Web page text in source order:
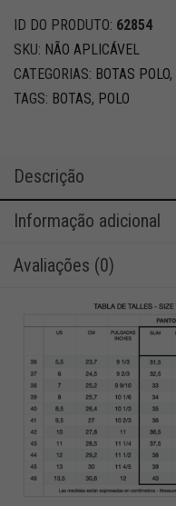
ID DO PRODUTO: 62854
SKU: NÃO APLICÁVEL
CATEGORIAS: BOTAS POLO,
TAGS: BOTAS, POLO
Descrição
Informação adicional
Avaliações (0)